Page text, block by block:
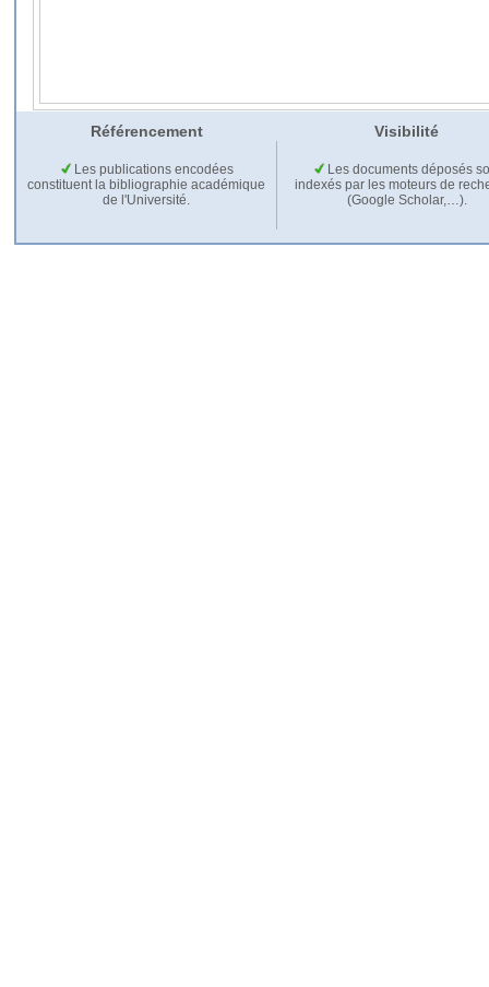
Référencement Visibilité
Les publications encodées
constituent la bibliographie académique
de l'Université.
Les documents déposés
indexés par les moteurs de
(Google Scholar,…).